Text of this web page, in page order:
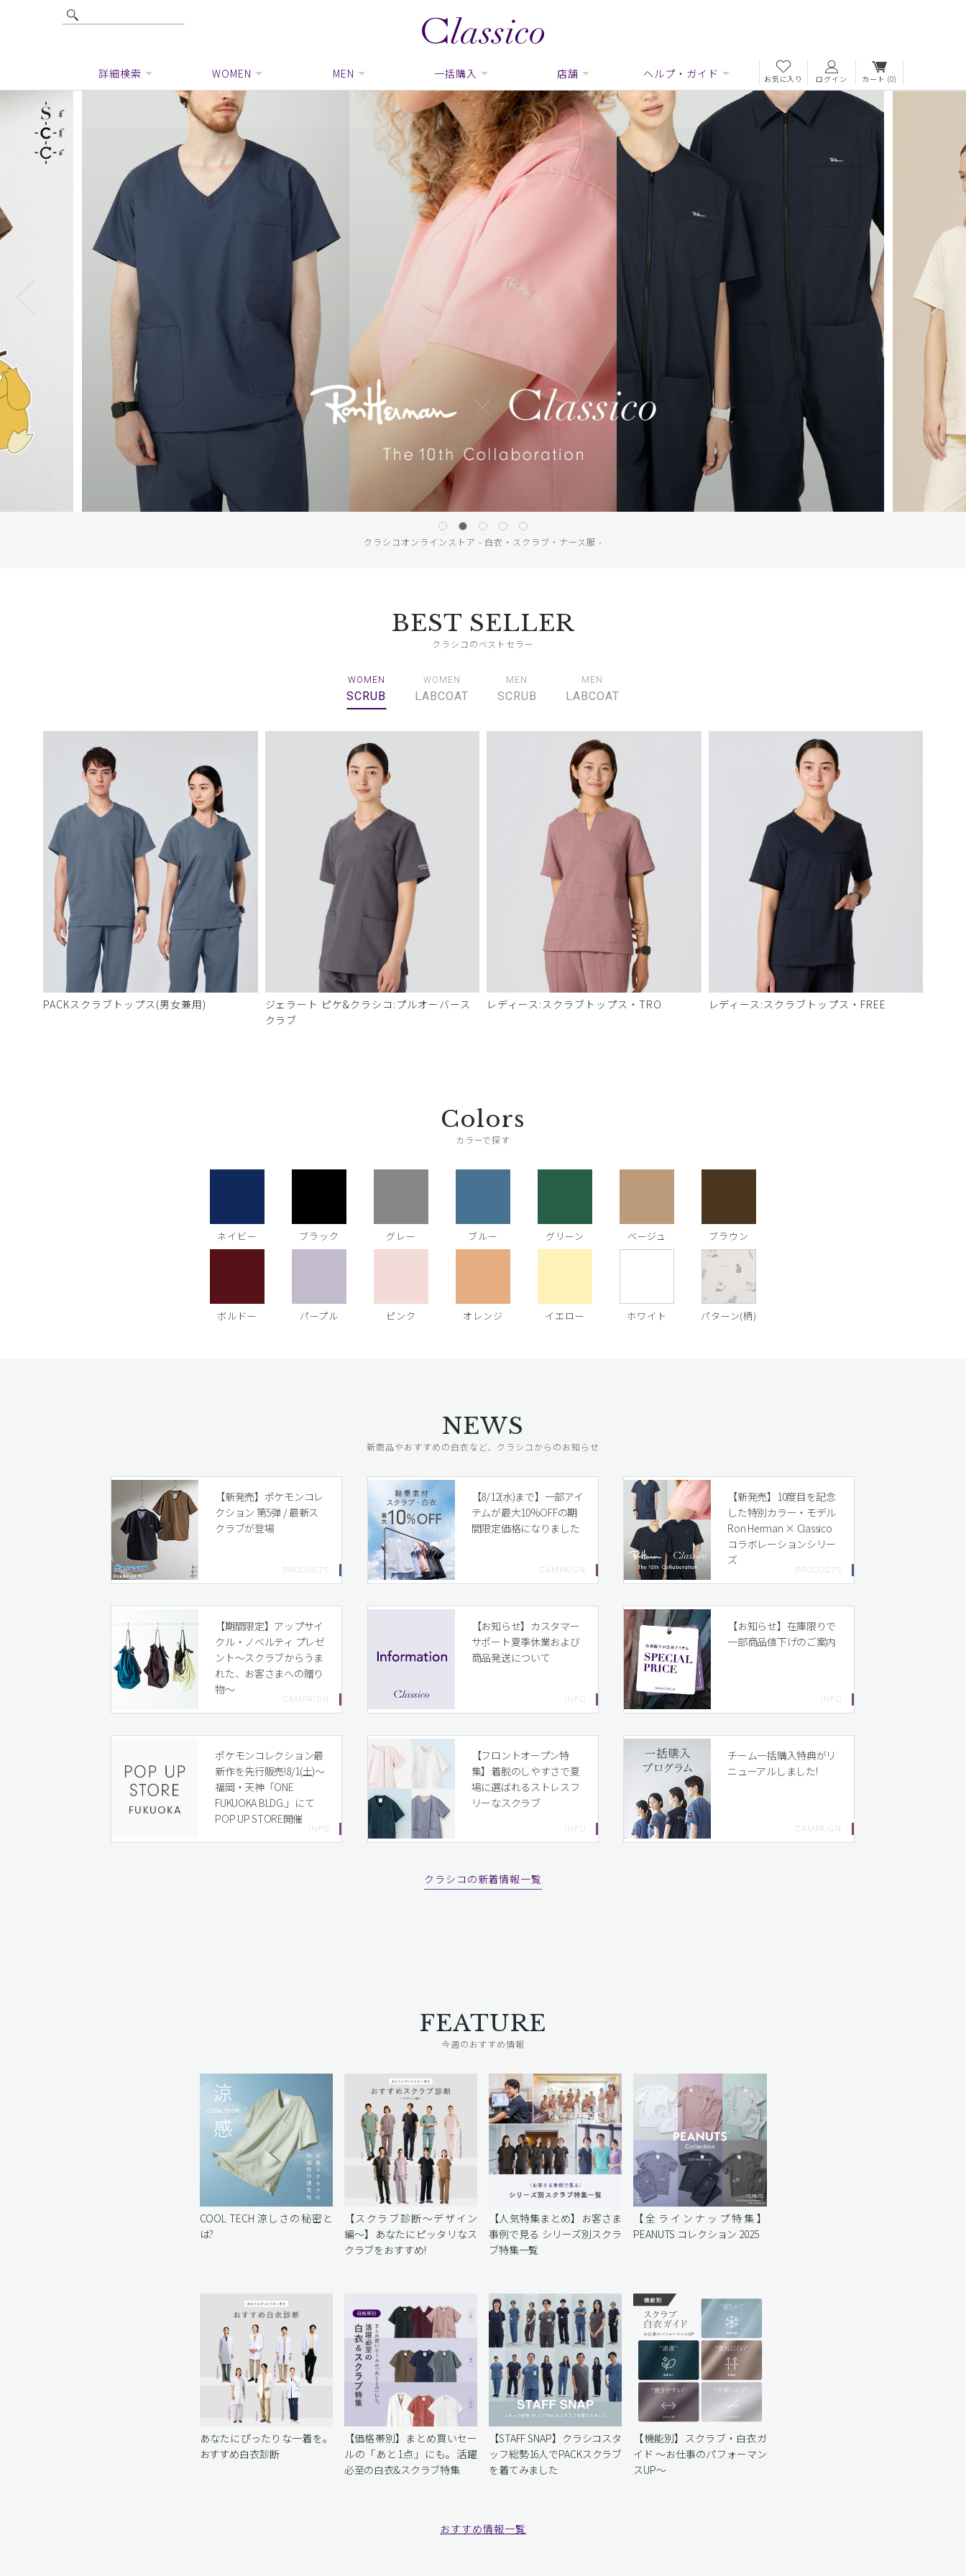
詳細検索 WOMEN MEN 一括購入 店舗 ヘルプ・ガイド お気に入り ログイン カート (0)
クラシコオンラインストア - 白衣・スクラブ・ナース服 -
BEST SELLER
クラシコのベストセラー
WOMEN
SCRUB
WOMEN
LABCOAT
MEN
SCRUB
MEN
LABCOAT
PACKスクラブトップス(男女兼用)
ジェラート ピケ&クラシコ:プルオーバース
クラブ
レディース:スクラブトップス・TRO レディース:スクラブトップス・FREE
Colors
カラーで探す
ネイビー ブラック グレー ブルー グリーン ベージュ ブラウン
ボルドー パープル ピンク オレンジ イエロー ホワイト パターン(柄)
NEWS
新商品やおすすめの白衣など、クラシコからのお知らせ
【新発売】ポケモンコレ
クション 第5弾 / 最新ス
クラブが登場
【8/12(水)まで】一部アイ
テムが最大10%OFFの期
間限定価格になりました
【新発売】10度目を記念
した特別カラー・モデル
Ron Herman × Classico
コラボレーションシリー
ズ
【期間限定】アップサイ
クル・ノベルティ プレゼ
ント〜スクラブからうま
れた、お客さまへの贈り
物〜
【お知らせ】カスタマー
サポート夏季休業および
商品発送について
【お知らせ】在庫限りで
一部商品値下げのご案内
ポケモンコレクション最
新作を先行販売!8/1(土)〜
福岡・天神「ONE
FUKUOKA BLDG.」にて
POP UP STORE開催
【フロントオープン特
集】着脱のしやすさで夏
場に選ばれるストレスフ
リーなスクラブ
チーム一括購入特典がリ
ニューアルしました!
クラシコの新着情報一覧
FEATURE
今週のおすすめ情報
COOL TECH 涼しさの秘密と
は?
【スクラブ診断〜デザイン
編〜】あなたにピッタリなス
クラブをおすすめ!
【人気特集まとめ】お客さま
事例で見る シリーズ別スクラ
ブ特集一覧
【全ラインナップ特集】
PEANUTS コレクション 2025
あなたにぴったりな一着を。
おすすめ白衣診断
【価格帯別】まとめ買いセー
ルの「あと1点」にも。活躍
必至の白衣&スクラブ特集
【STAFF SNAP】クラシコスタ
ッフ総勢16人でPACKスクラブ
を着てみました
【機能別】スクラブ・白衣ガ
イド 〜お仕事のパフォーマン
スUP〜
おすすめ情報一覧